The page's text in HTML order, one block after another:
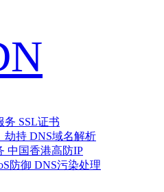
务 SSL证书
劫持 DNS域名解析
中国香港高防IP
防御 DNS污染处理